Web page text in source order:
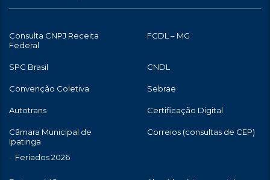
Consulta CNPJ Receita
Federal
FCDL – MG
SPC Brasil CNDL
Convenção Coletiva Sebrae
Autotrans Certificação Digital
Câmara Municipal de
Ipatinga
Feriados 2026
Correios (consultas de CEP)